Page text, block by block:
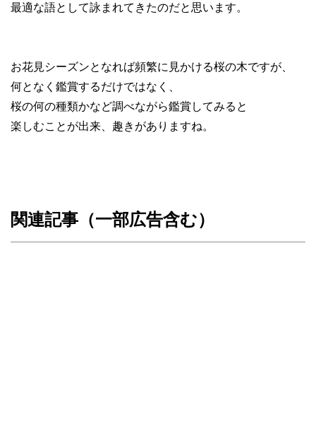
最適な語として詠まれてきたのだと思います。
お花見シーズンとなれば頻繁に見かける桜の木ですが、
何となく鑑賞するだけではなく、
桜の何の種類かなど調べながら鑑賞してみると
楽しむことが出来、趣きがありますね。
関連記事（一部広告含む）